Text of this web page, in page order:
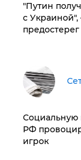
"Путин
с
Социальную
РФ
игрок